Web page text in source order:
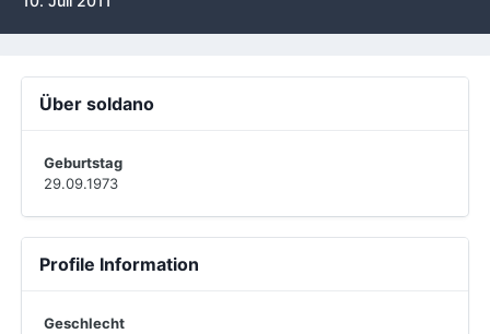
Über soldano
Geburtstag
29.09.1973
Profile Information
Geschlecht